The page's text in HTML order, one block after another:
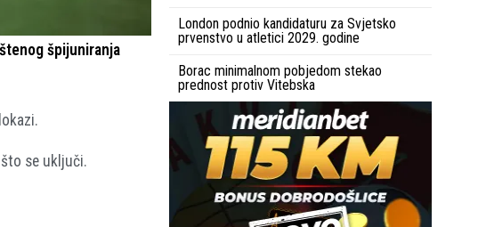
špijuniranja
se uključi.
London podnio kandidaturu za Svjetsko
prvenstvo u atletici 2029. godine
Borac minimalnom pobjedom stekao
prednost protiv Vitebska